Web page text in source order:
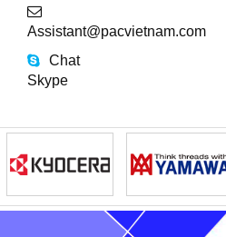
Assistant@pacvietnam.com
Chat
Skype